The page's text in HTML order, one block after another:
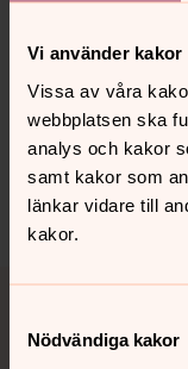
Vi använder kakor
Vissa av våra
webbplatsen ska
analys och kakor
samt kakor som
länkar vidare till
kakor.
Nödvändiga kakor
Synpunkter
innehåll?
Dela